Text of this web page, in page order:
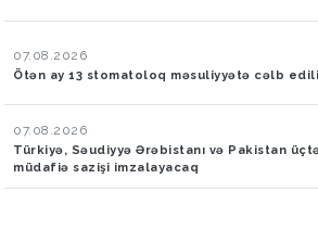
07.08.2026
Ötən ay 13 stomatoloq məsuliyyətə cəlb
07.08.2026
Türkiyə, Səudiyyə Ərəbistanı və Pakistan
müdafiə sazişi imzalayacaq